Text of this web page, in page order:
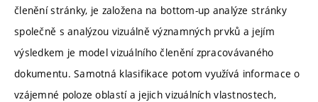
členění stránky, je založena na bottom-up analýze stránky
společně s analýzou vizuálně významných prvků a jejím
výsledkem je model vizuálního členění zpracovávaného
dokumentu. Samotná klasifikace potom využívá informace o
vzájemné poloze oblastí a jejich vizuálních vlastnostech,